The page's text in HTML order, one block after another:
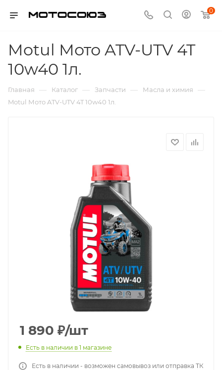
0
Motul Мото ATV-UTV 4T
10w40 1л.
Главная — Каталог — Запчасти — Масла и химия —
Motul Мото ATV-UTV 4T 10w40 1л.
1 890 ₽/шт
Есть в наличии в 1 магазине
Есть в наличии - возможен самовывоз или отправка ТК